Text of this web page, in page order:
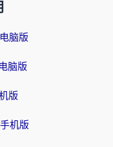
脑版
脑版
版
机版